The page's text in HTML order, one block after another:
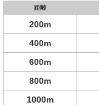
距離
200m
400m
600m
800m
1000m